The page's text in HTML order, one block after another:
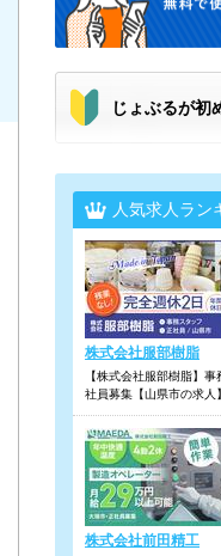
じょぶるが初
人気求人ラン
株式会社服部樹脂
【株式会社服部樹脂】
社員募集【山県市の求人】
株式会社前田精工